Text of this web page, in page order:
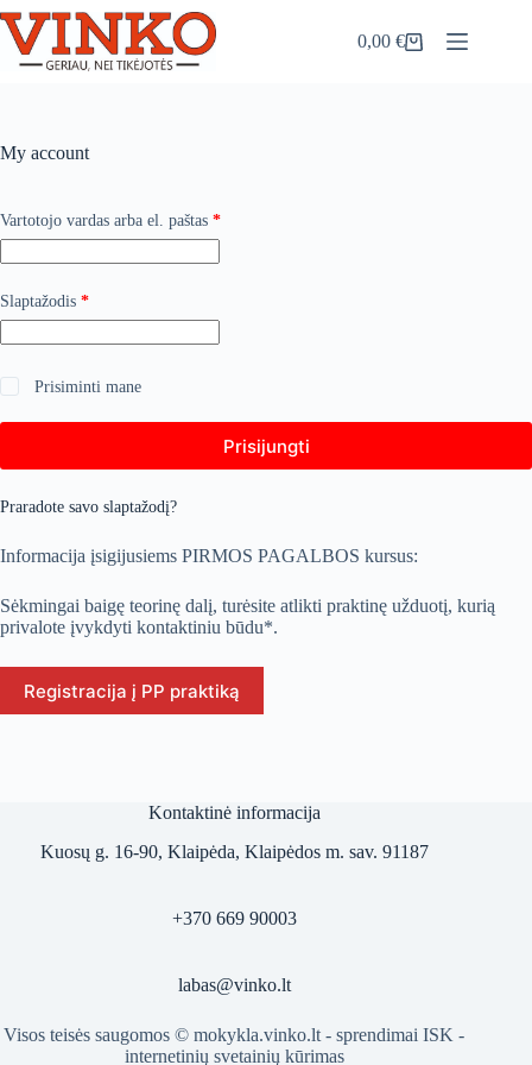
Skip
to
content
Shopping
0,00€
My account
Vartotojo vardas arba el. paštas *Privalomas
Slaptažodis *Privalomas
Prisiminti mane
Prisijungti
Praradote savo slaptažodį?
Informacija įsigijusiems PIRMOS PAGALBOS kursus:
Sėkmingai baigę teorinę dalį, turėsite atlikti praktinę užduotį, kurią
privalote įvykdyti kontaktiniu būdu*.
Registracija į PP praktiką
Kontaktinė informacija
Kuosų g. 16-90, Klaipėda, Klaipėdos m. sav. 91187
+370 669 90003
labas@vinko.lt
Visos teisės saugomos © mokykla.vinko.lt - sprendimaiISK -
internetinių svetainių kūrimas